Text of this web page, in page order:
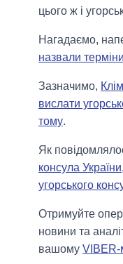
цього ж і
Нагадаємо,
назвали
Зазначимо,
вислати
тому.
Як
консула
угорського
Отримуйте
новини та
вашому VIBER-